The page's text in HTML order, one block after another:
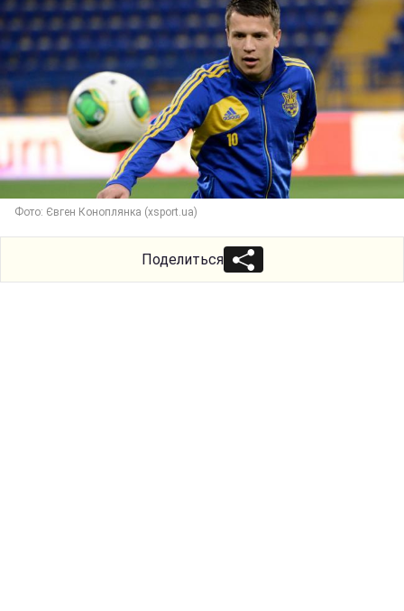
Фото: Євген Коноплянка (xsport.ua)
Поделиться